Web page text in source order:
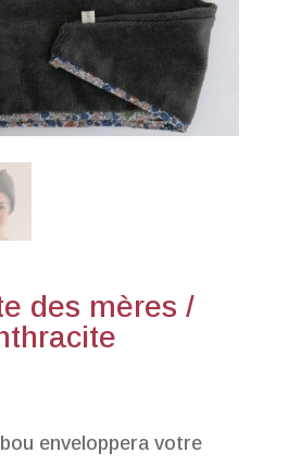
des mères /
enveloppera votre